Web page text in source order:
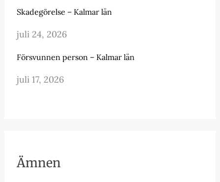
Skadegörelse – Kalmar län
juli 24, 2026
Försvunnen person – Kalmar län
juli 17, 2026
Ämnen